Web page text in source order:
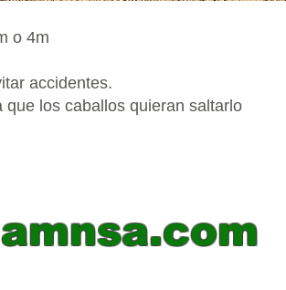
o 4m
accidentes.
los caballos quieran saltarlo